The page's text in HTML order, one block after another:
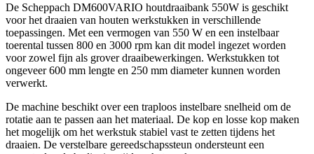
De Scheppach DM600VARIO houtdraaibank 550W is geschikt
voor het draaien van houten werkstukken in verschillende
toepassingen. Met een vermogen van 550 W en een instelbaar
toerental tussen 800 en 3000 rpm kan dit model ingezet worden
voor zowel fijn als grover draaibewerkingen. Werkstukken tot
ongeveer 600 mm lengte en 250 mm diameter kunnen worden
verwerkt.
De machine beschikt over een traploos instelbare snelheid om de
rotatie aan te passen aan het materiaal. De kop en losse kop maken
het mogelijk om het werkstuk stabiel vast te zetten tijdens het
draaien. De verstelbare gereedschapssteun ondersteunt een